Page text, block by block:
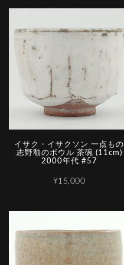
イサク・イサクソン 一点もの
志野釉のボウル 茶碗 (11cm)
2000年代 #57
¥15,000